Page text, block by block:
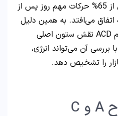
مارک فیشر معتقد بود بیش از 65% حرکات مهم روز پس از
می‌افتد. به همین دلیل
محدوده باز شدن در سیستم ACD نقش ستون اصلی
بررسی آن می‌تواند انرژی،
را تشخیص دهد.